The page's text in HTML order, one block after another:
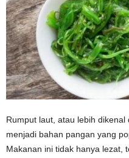
Rumput laut, atau lebih
menjadi bahan pangan yang
Makanan ini tidak hanya lezat,